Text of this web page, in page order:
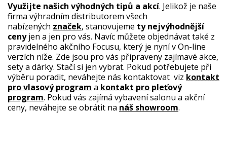
Využijte našich výhodných tipů a akcí. Jelikož je naše
firma výhradním distributorem všech
nabízených značek, stanovujeme ty nejvýhodnější
cenyjen a jen pro vás. Navíc můžete objednávat také z
pravidelného akčního Focusu, který je nyní v On-line
verzích níže. Zde jsou pro vás připraveny zajímavé akce,
sety a dárky. Stačí si jen vybrat. Pokud potřebujete při
výběru poradit, neváhejte nás kontaktovat viz kontakt
pro vlasový program a kontakt pro pleťový
program. Pokud vás zajímá vybavení salonu a akční
ceny, neváhejte se obrátit na náš showroom.